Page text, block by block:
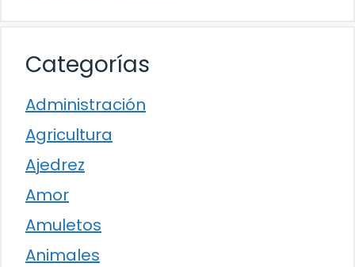
Categorías
Administración
Agricultura
Ajedrez
Amor
Amuletos
Animales